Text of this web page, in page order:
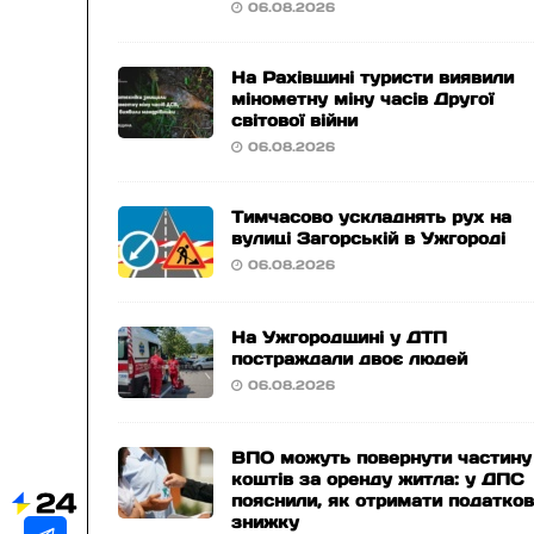
06.08.2026
На Рахівщині туристи виявили
мінометну міну часів Другої
світової війни
06.08.2026
Тимчасово ускладнять рух на
вулиці Загорській в Ужгороді
06.08.2026
На Ужгородщині у ДТП
постраждали двоє людей
06.08.2026
ВПО можуть повернути частину
коштів за оренду житла: у ДПС
пояснили, як отримати
знижку